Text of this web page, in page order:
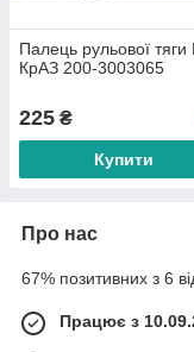
Палець рульової
КрАЗ 200-3003065
225 ₴
Купити
Про нас
67% позитивних з 6
Працює з